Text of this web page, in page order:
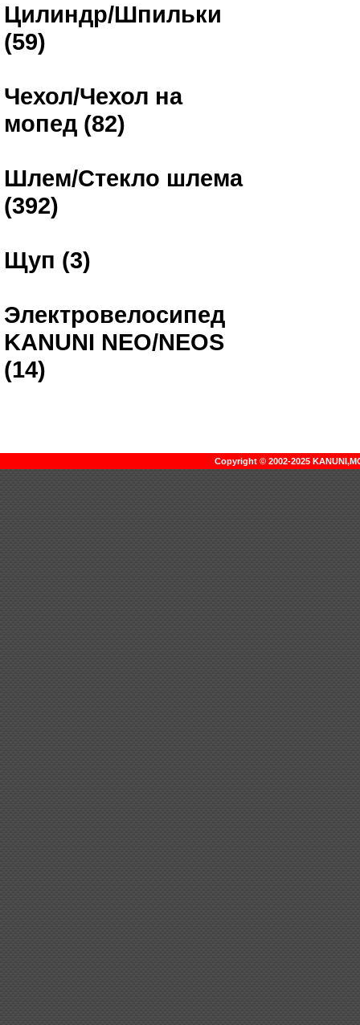
Цилиндр/Шпильки
(59)
Чехол/Чехол на
мопед (82)
Шлем/Стекло шлема
(392)
Щуп (3)
Электровелосипед
KANUNI NEO/NEOS
(14)
Copyright © 2002-2025